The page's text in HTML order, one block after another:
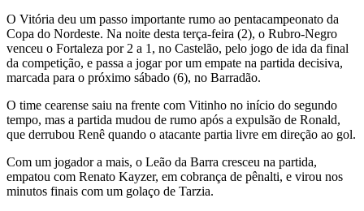
O Vitória deu um passo importante rumo ao pentacampeonato da
Copa do Nordeste. Na noite desta terça-feira (2), o Rubro-Negro
venceu o Fortaleza por 2 a 1, no Castelão, pelo jogo de ida da final
da competição, e passa a jogar por um empate na partida decisiva,
marcada para o próximo sábado (6), no Barradão.
O time cearense saiu na frente com Vitinho no início do segundo
tempo, mas a partida mudou de rumo após a expulsão de Ronald,
que derrubou Renê quando o atacante partia livre em direção ao gol.
Com um jogador a mais, o Leão da Barra cresceu na partida,
empatou com Renato Kayzer, em cobrança de pênalti, e virou nos
minutos finais com um golaço de Tarzia.